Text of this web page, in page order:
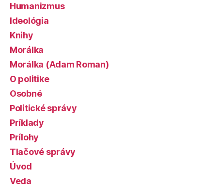
Humanizmus
Ideológia
Knihy
Morálka
Morálka (Adam Roman)
O politike
Osobné
Politické správy
Príklady
Prílohy
Tlačové správy
Úvod
Veda